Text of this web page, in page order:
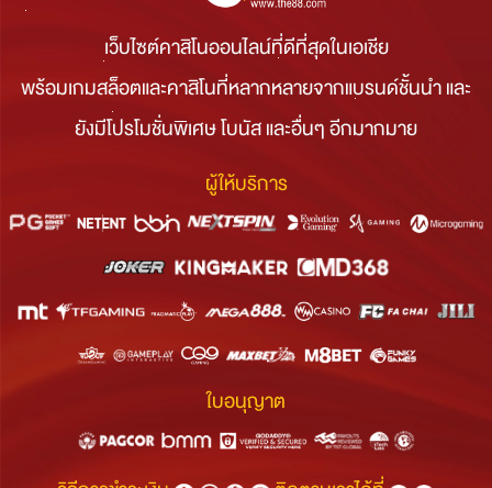
เว็บไซต์คาสิโนออนไลน์ที่ดีที่สุดในเอเชีย
พร้อมเกมสล็อตและคาสิโนที่หลากหลายจากแบรนด์ชั้นนำ และ
ยังมีโปรโมชั่นพิเศษ โบนัส และอื่นๆ อีกมากมาย
ผู้ให้บริการ
ใบอนุญาต